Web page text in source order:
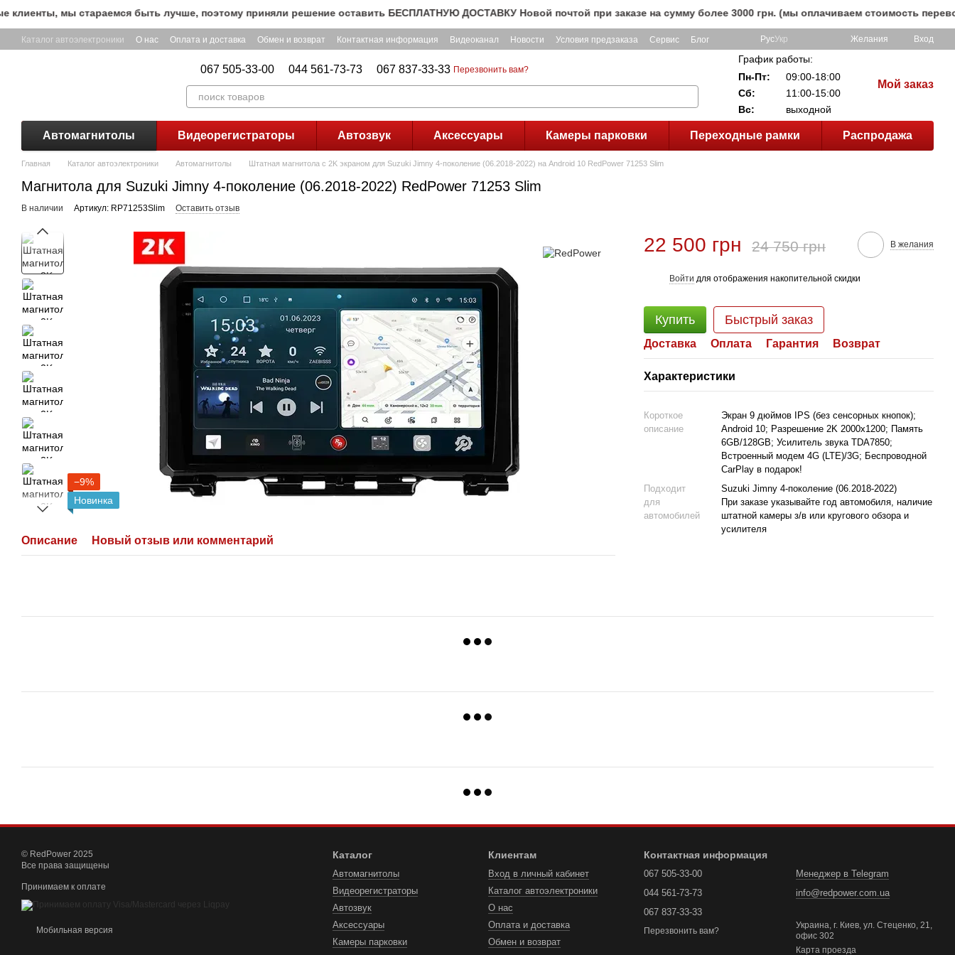
Перейти к основному контенту
мы стараемся быть лучше, поэтому приняли решение оставить БЕСПЛАТНУЮ ДОСТАВКУ Новой почтой при заказе на сумму более 3000 грн. (мы оплачиваем стоимость
Каталог автоэлектроники О нас Оплата и доставка Обмен и возврат Контактная информация Видеоканал Новости Условия предзаказа Сервис Блог РусУкр Желания Вход
067 505-33-00 044 561-73-73 067 837-33-33 Перезвонить вам?
График работы:
Пн-Пт:
09:00-18:00
Сб:
11:00-15:00
Вс:
выходной
Мой заказ
Автомагнитолы Видеорегистраторы Автозвук Аксессуары Камеры парковки Переходные рамки Распродажа
Главная Каталог автоэлектроники Автомагнитолы Штатная магнитола с 2K экраном для Suzuki Jimny 4-поколение (06.2018-2022) на Android 10 RedPower 71253 Slim
Магнитола для Suzuki Jimny 4-поколение (06.2018-2022) RedPower 71253 Slim
В наличии Артикул: RP71253Slim Оставить отзыв
−9%
Новинка
Описание Новый отзыв или комментарий
22 500 грн 24 750 грн В желания
Войти для отображения накопительной скидки
Купить Быстрый заказ
Доставка Оплата Гарантия Возврат
Характеристики
Короткое
описание
Экран 9 дюймов IPS (без сенсорных кнопок);
Android 10; Разрешение 2K 2000x1200; Память
6GB/128GB; Усилитель звука TDA7850;
Встроенный модем 4G (LTE)/3G; Беспроводной
CarPlay в подарок!
Подходит
для
автомобилей
Suzuki Jimny 4-поколение (06.2018-2022)
При заказе указывайте год автомобиля, наличие
штатной камеры з/в или кругового обзора и
усилителя
© RedPower 2025
Все права защищены
Принимаем к оплате
Мобильная версия
Каталог
Автомагнитолы
Видеорегистраторы
Автозвук
Аксессуары
Камеры парковки
Клиентам
Вход в личный кабинет
Каталог автоэлектроники
О нас
Оплата и доставка
Обмен и возврат
Контактная информация
067 505-33-00
044 561-73-73
067 837-33-33
Перезвонить вам?
Менеджер в Telegram
info@redpower.com.ua
Украина, г. Киев, ул. Стеценко, 21,
офис 302
Карта проезда